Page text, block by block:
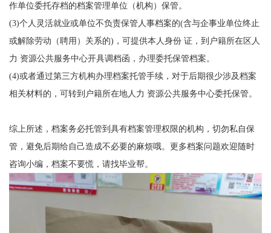
作单位委托存档的档案管理单位（机构）保管。
(3)个人灵活就业或单位不负责保管人事档案的(含与企事业单位终止
或解除劳动（聘用）关系的) ，可提供本人身份 证，到户籍所在区人
力 资源公共服务中心开具调档函，办理委托保管档案。
(4)或者通过第三方机构办理档案托管手续，对于后期很少涉及档案
相关材料的，可转到户籍所在地人力 资源公共服务中心委托保管。
综上所述，档案务必托管到具有档案管理权限的机构，切勿私自保
管，避免后期给自己造成不必要的麻烦哦。更多档案问题欢迎随时
咨询小编，档案不要慌，请找毕业帮。